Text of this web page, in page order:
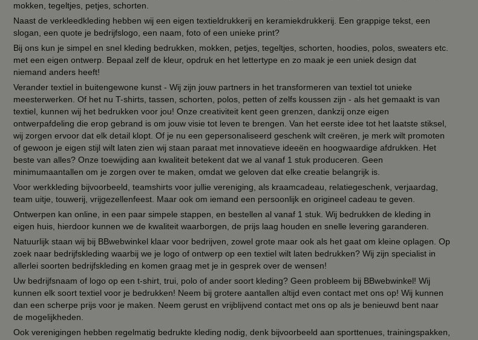
mokken, tegeltjes, petjes, schorten.
Naast de verkleedkleding hebben wij een eigen textieldrukkerij en keramiekdrukkerij. Een grappige tekst, een
slogan, een quote je bedrijfslogo, een naam, foto of een unieke print?
Bij ons kun je simpel en snel kleding bedrukken, mokken, petjes, tegeltjes, schorten, hoodies, polos, sweaters etc.
met een eigen ontwerp. Bepaal zelf de kleur, opdruk en het lettertype en zo maak je een uniek design dat
niemand anders heeft!
Verander textiel in buitengewone kunst - Wij zijn jouw partners in het transformeren van textiel tot unieke
meesterwerken. Of het nu T-shirts, tassen, schorten, polos, petten of zelfs koussen zijn - als het gemaakt is van
textiel, kunnen wij het bedrukken voor jou! Onze creativiteit kent geen grenzen, dankzij onze eigen
ontwerpafdeling die erop gebrand is om jouw visie tot leven te brengen. Van het eerste idee tot het laatste stiksel,
wij zorgen ervoor dat elk detail klopt. Of je nu een gepersonaliseerd geschenk wilt creëren, je merk wilt promoten
of gewoon je eigen stijl wilt laten zien wij staan paraat met innovatieve ideeën en hoogwaardige afdrukken. Het
beste van alles? Onze toewijding aan kwaliteit betekent dat we al vanaf 1 stuk produceren. Geen
minimumaantallen om je zorgen over te maken, omdat we geloven dat elke creatie belangrijk is.
Voor werkkleding bijvoorbeeld, teamshirts voor jullie vereniging, als kraamcadeau, relatiegeschenk, verjaardag,
team uitje, touwerij, vrijgezellenfeest. Maar ook om iemand een persoonlijk en origineel cadeau te geven.
Ontwerpen kan online, in een paar simpele stappen, en bestellen al vanaf 1 stuk. Wij bedrukken de kleding in
eigen huis, hierdoor kunnen we de kwaliteit waarborgen, de prijs laag houden en snelle levering garanderen.
Natuurlijk staan wij bij BBwebwinkel klaar voor bedrijven, zowel grote maar ook als het gaat om kleine oplagen. Op
zoek naar bedrijfskleding waarbij we je logo of ontwerp op een textiel wilt laten bedrukken? Wij zijn specialist in
allerlei soorten bedrijfskleding en komen graag met je in gesprek over de wensen!
Uw bedrijfsnaam of logo op een t-shirt, trui, polo of ander soort kleding? Geen probleem bij BBwebwinkel! Wij
kunnen elk soort textiel voor je bedrukken! Neem bij grotere aantallen altijd even contact met ons op! Wij kunnen
dan een scherpe prijs voor je maken. Neem gerust en vrijblijvend contact met ons op als je benieuwd bent naar
de mogelijkheden.
Ook verenigingen hebben regelmatig bedrukte kleding nodig, denk bijvoorbeeld aan sporttenues, trainingspakken,